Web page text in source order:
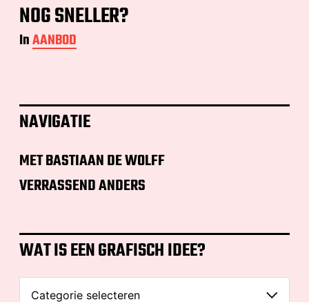
NOG SNELLER?
InAANBOD
NAVIGATIE
MET BASTIAAN DE WOLFF
VERRASSEND ANDERS
WAT IS EEN GRAFISCH IDEE?
W